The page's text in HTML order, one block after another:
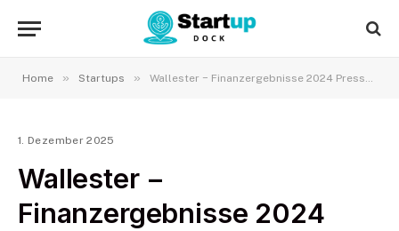
Home » Startups » Wallester − Finanzergebnisse 2024 Pressemitteilung
1. Dezember 2025
Wallester −
Finanzergebnisse 2024